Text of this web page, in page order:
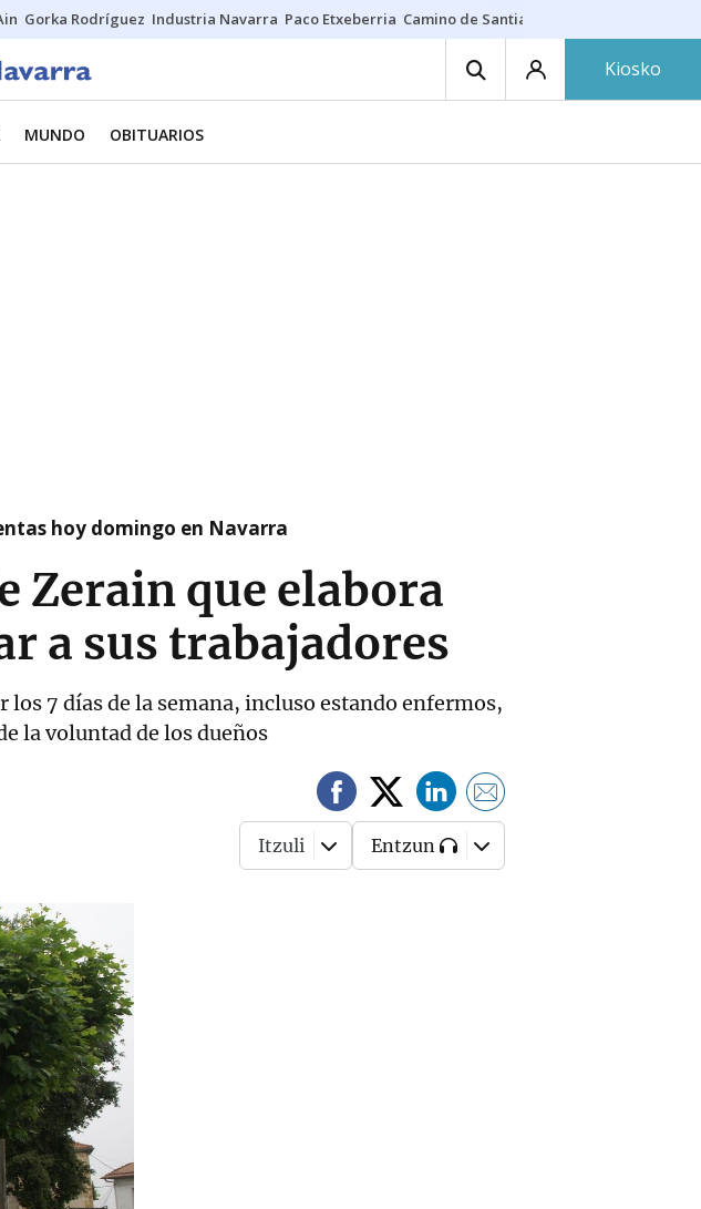
Gorka Rodríguez Industria Navarra Paco Etxeberria Camino de Santiago
Kiosko
MUNDO OBITUARIOS
hoy domingo en Navarra
Zerain que elabora
a sus trabajadores
7 días de la semana, incluso estando enfermos,
la voluntad de los dueños
Itzuli Entzun